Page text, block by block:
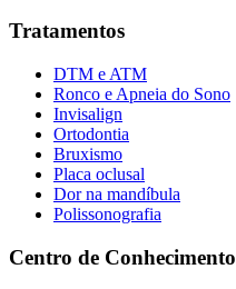
Tratamentos
DTM e ATM
Ronco e Apneia do Sono
Invisalign
Ortodontia
Bruxismo
Placa oclusal
Dor na mandíbula
Polissonografia
Centro de Conhecimento